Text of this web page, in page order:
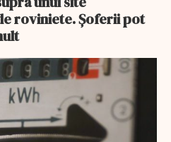
roviniete. Șoferii pot